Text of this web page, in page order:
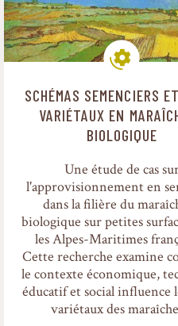
Modes de production
SCHÉMAS SEMENCIERS
VARIÉTAUX EN
BIOLOGIQUE
Une étude de cas
l'approvisionnement en
dans la filière du
biologique sur petites
les Alpes-Maritimes
Cette recherche examine
le contexte économique,
éducatif et social influence
variétaux des